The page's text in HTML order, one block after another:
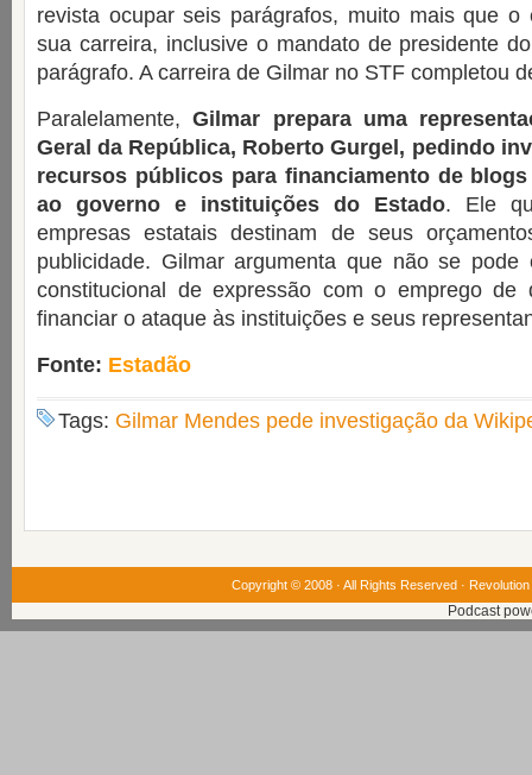
revista ocupar seis parágrafos, muito mais que o
sua carreira, inclusive o mandato de presidente
parágrafo. A carreira de Gilmar no STF completou
Paralelamente,Gilmar prepara uma
Geral da República, Roberto Gurgel, pedindo
recursos públicos para financiamento de
ao governo e instituições do Estado. Ele
empresas estatais destinam de seus
publicidade. Gilmar argumenta que não se pode
constitucional de expressão com o emprego de
financiar o ataque às instituições e seus
Fonte: Estadão
Tags: Gilmar Mendes pede investigação da
Copyright © 2008 · All Rights Reserved ·
Podcast